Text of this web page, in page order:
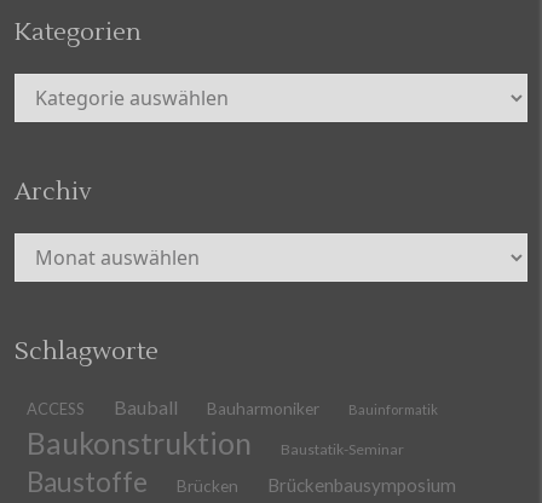
Kategorien
Kategorien
Archiv
Archiv
Schlagworte
ACCESS Bauball Bauharmoniker Bauinformatik
Baukonstruktion Baustatik-Seminar
Baustoffe Brücken Brückenbausymposium